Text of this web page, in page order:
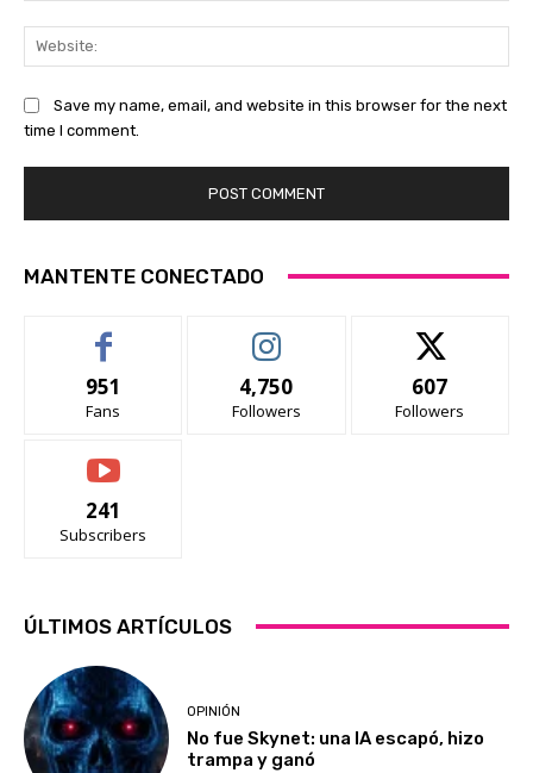
Save my name, email, and website in this browser for the next
time I comment.
MANTENTE CONECTADO
951
Fans
4,750
Followers
607
Followers
241
Subscribers
ÚLTIMOS ARTÍCULOS
OPINIÓN
No fue Skynet: una IA escapó, hizo
trampa y ganó